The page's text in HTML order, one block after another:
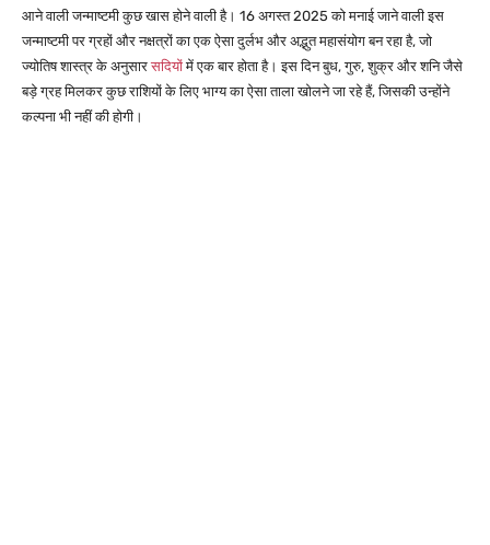
आने वाली जन्माष्टमी कुछ खास होने वाली है। 16 अगस्त 2025 को मनाई जाने वाली इस
जन्माष्टमी पर ग्रहों और नक्षत्रों का एक ऐसा दुर्लभ और अद्भुत महासंयोग बन रहा है, जो
ज्योतिष शास्त्र के अनुसारसदियोंमें एक बार होता है। इस दिन बुध, गुरु, शुक्र और शनि जैसे
बड़े ग्रह मिलकर कुछ राशियों के लिए भाग्य का ऐसा ताला खोलने जा रहे हैं, जिसकी उन्होंने
कल्पना भी नहीं की होगी।